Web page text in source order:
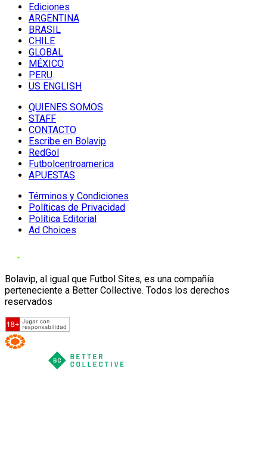
Ediciones
ARGENTINA
BRASIL
CHILE
GLOBAL
MÉXICO
PERU
US ENGLISH
QUIENES SOMOS
STAFF
CONTACTO
Escribe en Bolavip
RedGol
Futbolcentroamerica
APUESTAS
Términos y Condiciones
Políticas de Privacidad
Política Editorial
Ad Choices
Bolavip, al igual que Futbol Sites, es una compañía
perteneciente a Better Collective. Todos los derechos
reservados